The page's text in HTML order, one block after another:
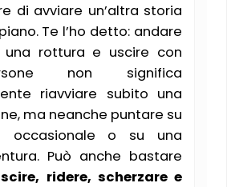
di avviare un’altra storia
Te l’ho detto: andare
rottura e uscire con
non significa
riavviare subito una
ma neanche puntare su
occasionale o su una
Può anche bastare
ridere, scherzare e